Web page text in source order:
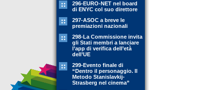
296-EURO-NET nel board
di ENYC col suo direttore
297-ASOC a breve le
premiazioni nazionali
298-La Commissione invita
gli Stati membri a lanciare
l’app di verifica dell’età
dell’UE
299-Evento finale di
“Dentro il personaggio. Il
Metodo Stanislavkij-
Strasberg nel cinema”